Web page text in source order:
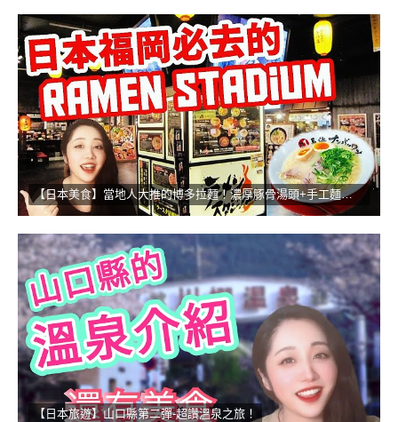
【日本美食】當地人大推的博多拉麵！濃厚豚骨湯頭+手工麵的無敵組合
【日本旅遊】山口縣第二彈-超讚溫泉之旅！